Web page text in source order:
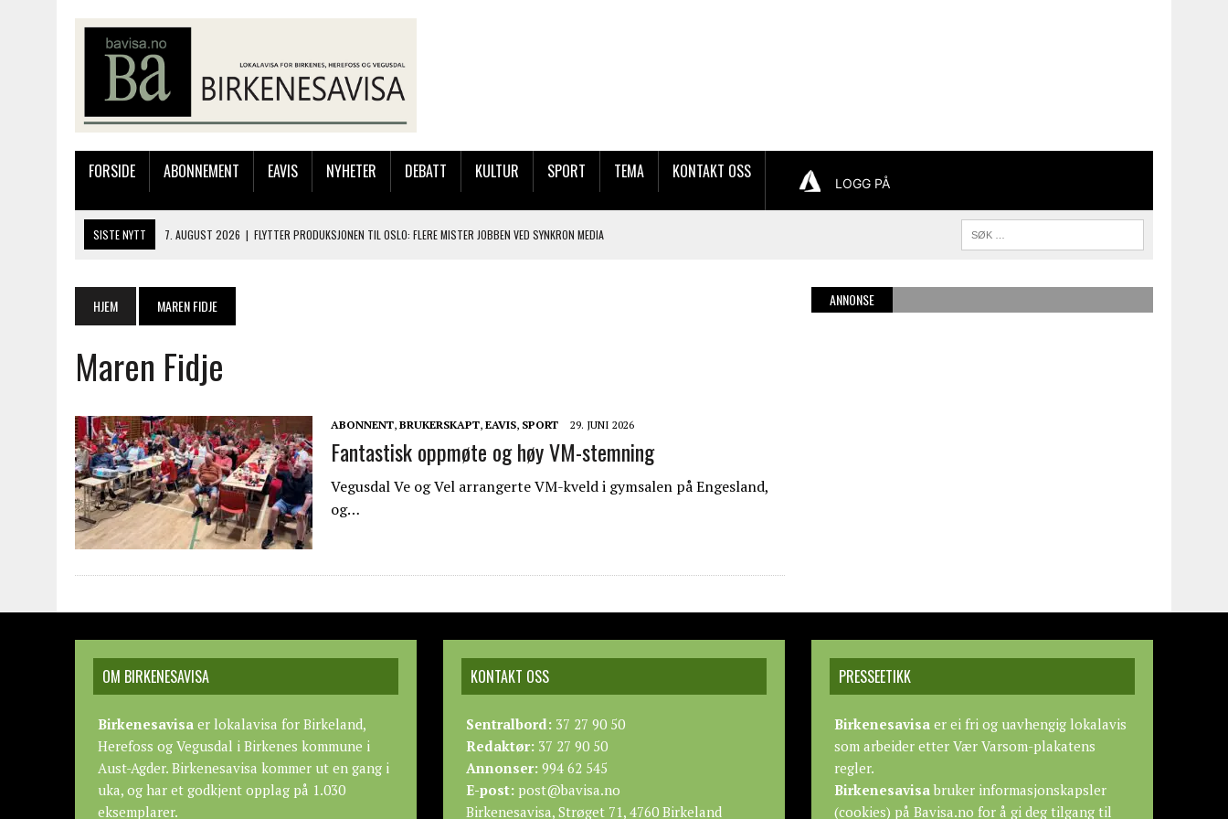
FORSIDE ABONNEMENT EAVIS NYHETER DEBATT KULTUR SPORT TEMA KONTAKT OSS
LOGG PÅ
SISTE NYTT 7. AUGUST 2026 | FLYTTER PRODUKSJONEN TIL OSLO: FLERE MISTER JOBBEN VED SYNKRON MEDIA
6. AUGUST 2026 | SOMMERÅPENT MED NY FRISØRUTSTILLING
8. AUGUST 2026 | ELIAS HAR REGELRETT HERJA PÅ BLINKFESTIVALEN
HJEM MAREN FIDJE
Maren Fidje
ABONNENT, BRUKERSKAPT, EAVIS, SPORT 29. JUNI 2026
Fantastisk oppmøte og høy VM-stemning
Vegusdal Ve og Vel arrangerte VM-kveld i gymsalen på Engesland,
og…
ANNONSE
OM BIRKENESAVISA
Birkenesavisa er lokalavisa for Birkeland,
Herefoss og Vegusdal i Birkenes kommune i
Aust-Agder. Birkenesavisa kommer ut en gang i
uka, og har et godkjent opplag på 1.030
eksemplarer.
KONTAKT OSS
Sentralbord: 37 27 90 50
Redaktør: 37 27 90 50
Annonser: 994 62 545
E-post: post@bavisa.no
Birkenesavisa, Strøget 71, 4760 Birkeland
PRESSEETIKK
Birkenesavisa er ei fri og uavhengig lokalavis
som arbeider etterVær Varsom-plakatens
regler.
Birkenesavisabruker informasjonskapsler
(cookies) på Bavisa.no for å gi deg tilgang til